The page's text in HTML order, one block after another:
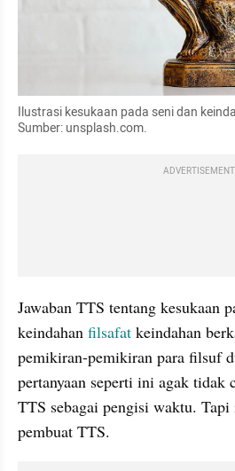
Ilustrasi kesukaan pada seni dan
Sumber: unsplash.com.
ADVERTISEMENT
Jawaban TTS tentang kesukaan
keindahan filsafat keindahan
pemikiran-pemikiran para filsuf
pertanyaan seperti ini agak tidak
TTS sebagai pengisi waktu. Tapi
pembuat TTS.